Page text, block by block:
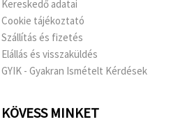
Kereskedő adatai
Cookie tájékoztató
Szállítás és fizetés
Elállás és visszaküldés
GYIK - Gyakran Ismételt Kérdések
KÖVESS MINKET